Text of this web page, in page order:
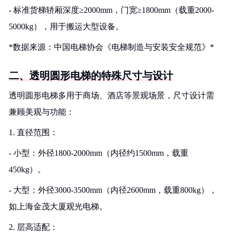
- 标准货梯轿厢深度≥2000mm，门宽≥1800mm（载重2000-
5000kg），用于搬运大型设备。
*数据来源：中国电梯协会《电梯制造与安装安全规范》*
二、透明圆形电梯的特殊尺寸与设计
透明圆形电梯多用于商场、酒店等景观场景，尺寸设计需
兼顾美观与功能：
1. 直径范围：
- 小型：外径1800-2000mm（内径约1500mm，载重
450kg）。
- 大型：外径3000-3500mm（内径2600mm，载重800kg），
如上海金茂大厦观光电梯。
2. 层高适配：